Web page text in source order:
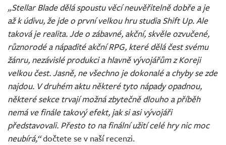
„Stellar Blade dělá spoustu věcí neuvěřitelně dobře a je
až k údivu, že jde o první velkou hru studia Shift Up. Ale
taková je realita. Jde o zábavné, akční, skvěle ozvučené,
různorodé a nápadité akční RPG, které dělá čest svému
žánru, nezávislé produkci a hlavně vývojářům z Koreji
velkou čest. Jasně, ne všechno je dokonalé a chyby se zde
najdou. V druhém aktu některé tyto nápady opadnou,
některé sekce trvají možná zbytečně dlouho a příběh
nemá ve finále takový efekt, jak si asi vývojáři
představovali. Přesto to na finální užití celé hry nic moc
neubírá,“dočtete se v naší recenzi.